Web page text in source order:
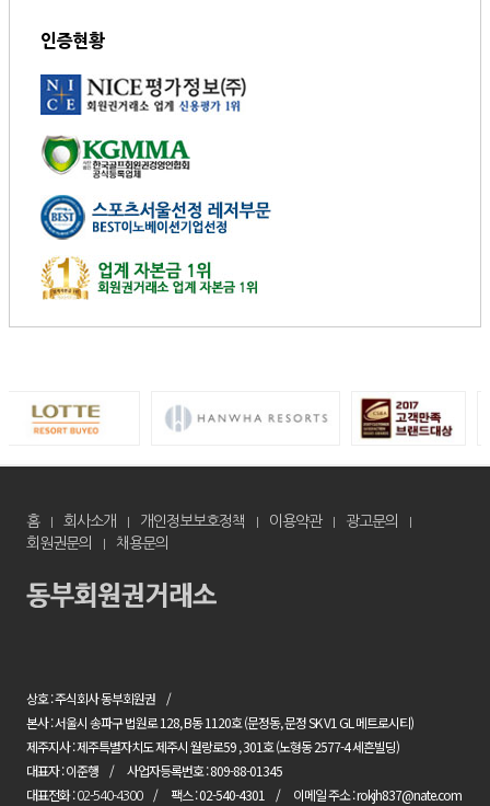
인증현황
홈 회사소개 개인정보보호정책 이용약관
광고문의
회원권문의
채용문의
상호 : 주식회사 동부회원권
본사 : 서울시 송파구 법원로 128, B동 1120호 (문정동, 문정 SK V1 GL 메트로시티)
제주지사 : 제주특별자치도 제주시 월랑로59 , 301호 (노형동 2577-4 세흔빌딩)
대표자 : 이준행
사업자등록번호 : 809-88-01345
대표전화 :02-540-4300 팩스 : 02-540-4301 이메일 주소 : rokjh837@nate.com